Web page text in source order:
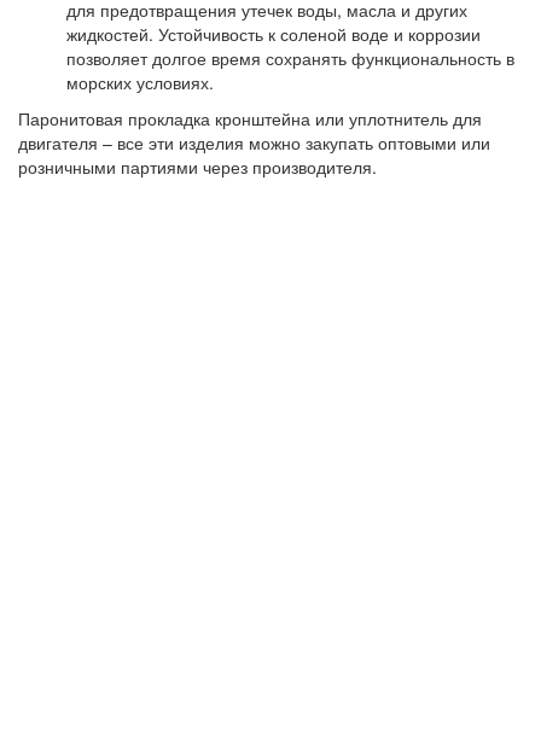
для предотвращения утечек воды, масла и других
жидкостей. Устойчивость к соленой воде и коррозии
позволяет долгое время сохранять функциональность в
морских условиях.
Паронитовая прокладка кронштейна или уплотнитель для
двигателя – все эти изделия можно закупать оптовыми или
розничными партиями через производителя.